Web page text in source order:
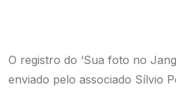
O registro do ‘Sua foto no
enviado pelo associado Sílvio